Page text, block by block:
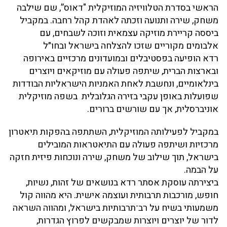
הראשי בסדרת הטלוויזיה המוזיקלית "דאוס”, שם שילבה
משחק, שירה ותנועה וזכתה לאהדת קהל רחבה. במקביל
ביססה קריירת מוזיקה עצמאית וזוכה לשבחים, עם
אלבומים מקוריים שזכו להצלחה בישראל ובחו״ל
רדא הופיעה בפסטיבלים ובמועדונים מרכזיים באירופה
ובארצות הברית, שיתפה פעולה עם מוזיקאים ויוצרים
בינלאומיים, ונחשבת לאחת האמניות הישראליות הבודדות
שפועלות באופן עקבי בזירה הגלובלית בשפה מוזיקלית
אוניברסלית, אך עם שורשים ברורים.
במקביל לפעילותה המוזיקלית, השתתפה בהפקות תיאטרון
מרכזיות ושיתפה פעולה עם התיאטראות המובילים
בישראל, תוך שילוב של משחק, שירה ונוכחות פיזית חזקה
על הבמה.
ביצירתה עוסקת אסתר רדא בנושאים של זהות, נשיות,
חופש, מורכבות תרבותית ועוצמה אישית. היא מהווה קול
משמעותי בשיח על רב־תרבותיות בישראל, ומהווה השראה
לדור של יוצרים ויוצרות שמבקשים לפרוץ הגדרות,